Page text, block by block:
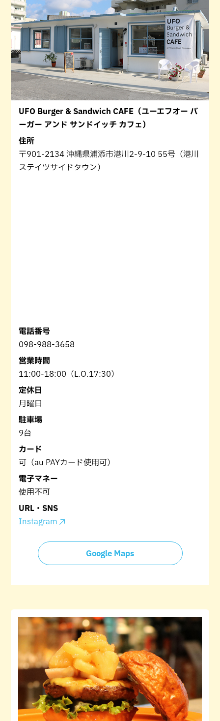
UFO Burger & Sandwich CAFE（ユーエフオー バ
ーガー アンド サンドイッチ カフェ）
住所
〒901-2134 沖縄県浦添市港川2-9-10 55号（港川
ステイツサイドタウン）
電話番号
098-988-3658
営業時間
11:00-18:00（L.O.17:30）
定休日
月曜日
駐車場
9台
カード
可（au PAYカード使用可）
電子マネー
使用不可
URL・SNS
Instagram
Google Maps